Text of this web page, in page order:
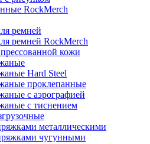
RockMerch
ремней
ремней RockMerch
кожи
Hard Steel
проклепанные
с аэрографией
с тиснением
металлическими
чугунными